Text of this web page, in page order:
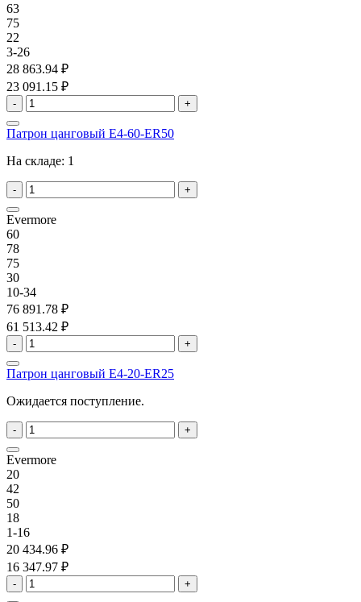
63
75
22
3-26
28 863.94 ₽
23 091.15 ₽
- +
Патрон цанговый E4-60-ER50
На складе: 1
- +
Evermore
60
78
75
30
10-34
76 891.78 ₽
61 513.42 ₽
- +
Патрон цанговый E4-20-ER25
Ожидается поступление.
- +
Evermore
20
42
50
18
1-16
20 434.96 ₽
16 347.97 ₽
- +